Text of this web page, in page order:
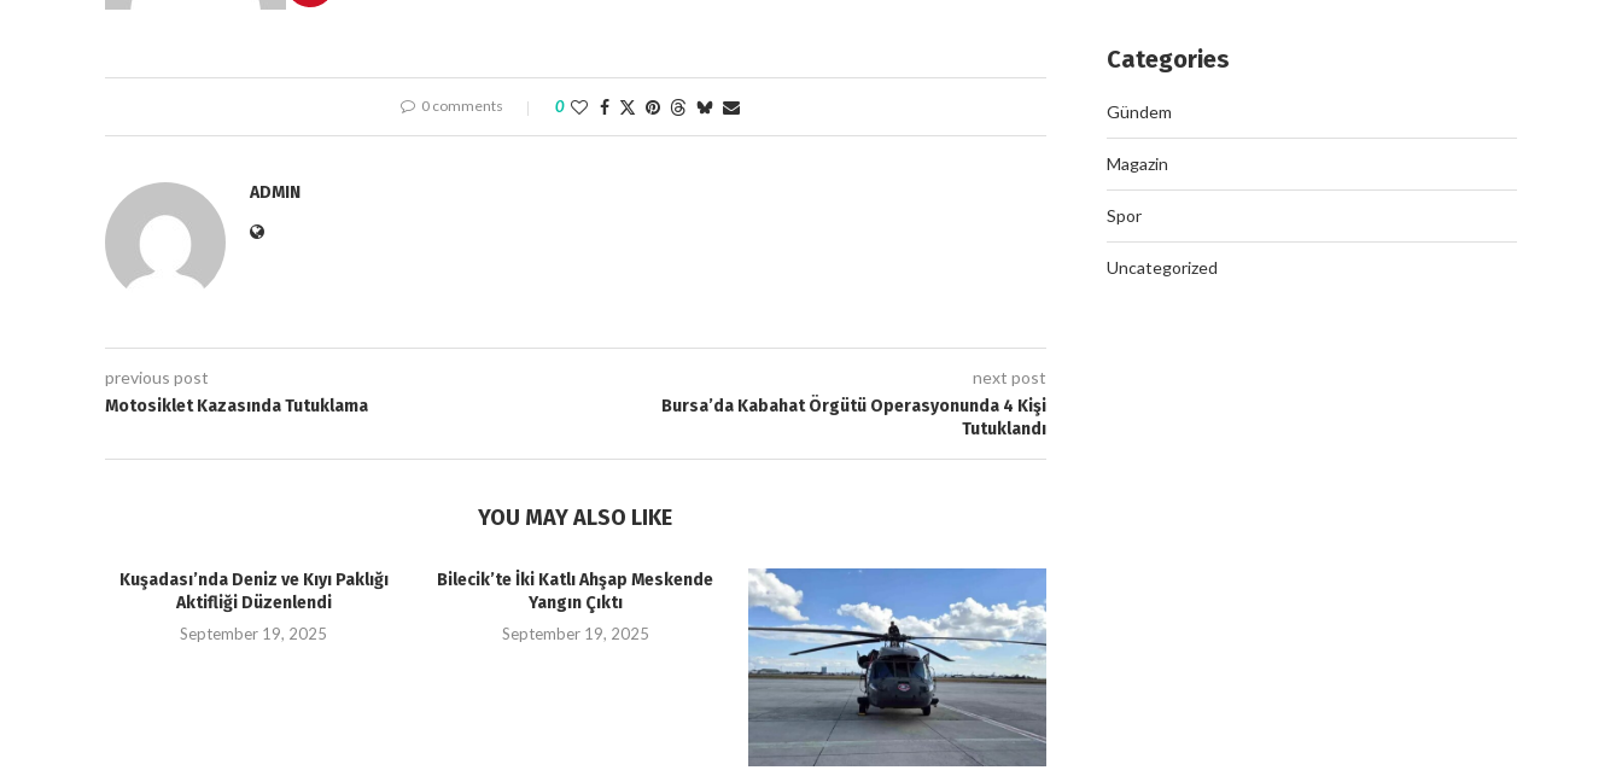
0 comments 0
ADMIN
previous post
Motosiklet Kazasında Tutuklama
next post
Bursa’da Kabahat Örgütü Operasyonunda 4 Kişi
Tutuklandı
YOU MAY ALSO LIKE
Kuşadası’nda Deniz ve Kıyı Paklığı
Aktifliği Düzenlendi
September 19, 2025
Bilecik’te İki Katlı Ahşap Meskende
Yangın Çıktı
September 19, 2025
Categories
Gündem
Magazin
Spor
Uncategorized